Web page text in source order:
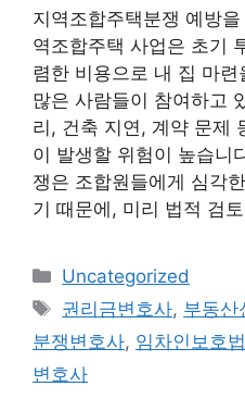
지역조합주택분쟁 예방
역조합주택 사업은 초기
렴한 비용으로 내 집 마
많은 사람들이 참여하고
리, 건축 지연, 계약 문제
이 발생할 위험이 높습니
쟁은 조합원들에게 심각
기 때문에, 미리 법적 검
카
테
리
Uncategorized
태
그
권리금변호사, 부동산
분쟁변호사, 임차인보호법
변호사